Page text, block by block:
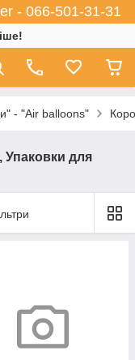
- 066-501-31-31
- "Air balloons"
Упаковки для